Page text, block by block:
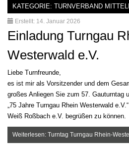
KATEGORIE: TURNVERBAND
Erstellt: 14. Januar 2026
Einladung Turngau
Westerwald e.V.
Liebe Turnfreunde,
es ist mir als Vorsitzender und dem
großes Anliegen Sie zum 57. Gauturntag
„75 Jahre Turngau Rhein Westerwald
Weiß Roßbach e.V. begrüßen zu können.
Weiterlesen: Turntag Turngau Rhein-